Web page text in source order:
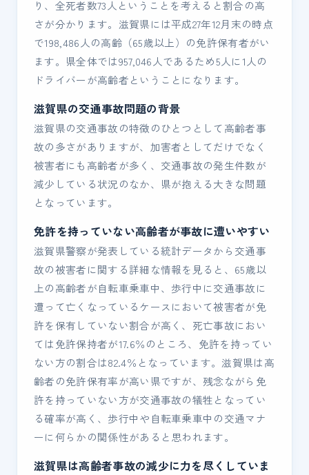
り、全死者数73人ということを考えると割合の高
さが分かります。滋賀県には平成27年12月末の時点
で198,486人の高齢（65歳以上）の免許保有者がい
ます。県全体では957,046人であるため5人に1人の
ドライバーが高齢者ということになります。
滋賀県の交通事故問題の背景
滋賀県の交通事故の特徴のひとつとして高齢者事
故の多さがありますが、加害者としてだけでなく
被害者にも高齢者が多く、交通事故の発生件数が
減少している状況のなか、県が抱える大きな問題
となっています。
免許を持っていない高齢者が事故に遭いやすい
滋賀県警察が発表している統計データから交通事
故の被害者に関する詳細な情報を見ると、65歳以
上の高齢者が自転車乗車中、歩行中に交通事故に
遭って亡くなっているケースにおいて被害者が免
許を保有していない割合が高く、死亡事故におい
ては免許保持者が17.6％のところ、免許を持ってい
ない方の割合は82.4％となっています。滋賀県は高
齢者の免許保有率が高い県ですが、残念ながら免
許を持っていない方が交通事故の犠牲となってい
る確率が高く、歩行中や自転車乗車中の交通マナ
ーに何らかの関係性があると思われます。
滋賀県は高齢者事故の減少に力を尽くしていま